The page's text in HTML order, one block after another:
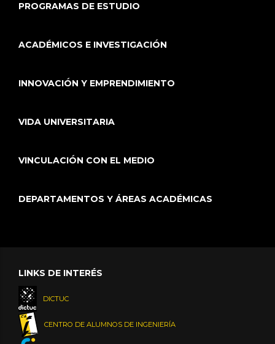
PROGRAMAS DE ESTUDIO
ACADÉMICOS E INVESTIGACIÓN
INNOVACIÓN Y EMPRENDIMIENTO
VIDA UNIVERSITARIA
VINCULACIÓN CON EL MEDIO
DEPARTAMENTOS Y ÁREAS ACADÉMICAS
LINKS DE INTERÉS
DICTUC
CENTRO DE ALUMNOS DE INGENIERÍA